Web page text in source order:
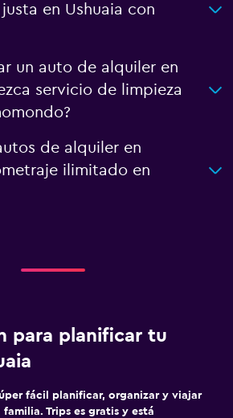
en Ushuaia con
un auto de alquiler en
servicio de limpieza
de alquiler en
ilimitado en
para planificar tu
fácil planificar, organizar y viajar
Trips es gratis y está